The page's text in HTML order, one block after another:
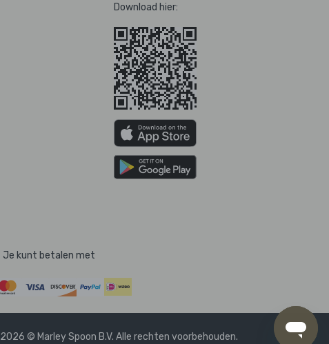
Download hier:
Je kunt betalen met
2026 © Marley Spoon B.V. Alle rechten voorbehouden.